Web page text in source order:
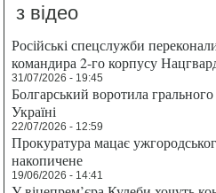
з відео
Російські спецслужби
командира 2-го корпусу
31/07/2026 - 19:45
Болгарський воротила грального
Україні
22/07/2026 - 12:59
Прокуратура мацає
накопичене
19/06/2026 - 14:41